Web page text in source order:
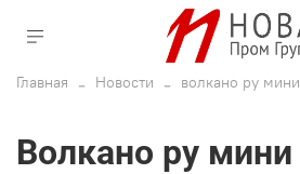
Главная Новости волкано ру мини
волкано ру мини